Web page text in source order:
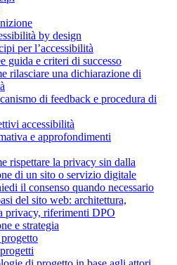
by design
per l’accessibilità
guida e criteri di successo
rilasciare una dichiarazione di
di feedback e procedura di
accessibilità
e approfondimenti
rispettare la privacy sin dalla
di un sito o servizio digitale
il consenso quando necessario
del sito web: architettura,
privacy, riferimenti DPO
e strategia